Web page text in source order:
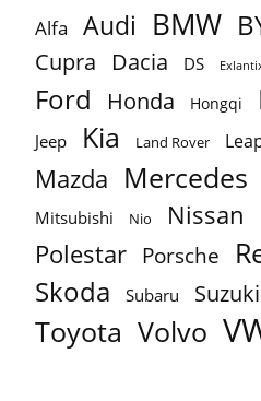
Alfa Audi BMW
Cupra Dacia DS
Ford Honda Hongqi
Jeep Kia Land Rover
Mazda Mercedes
Mitsubishi Nio Nissan
Polestar Porsche
Skoda Subaru Suzuki
Toyota Volvo